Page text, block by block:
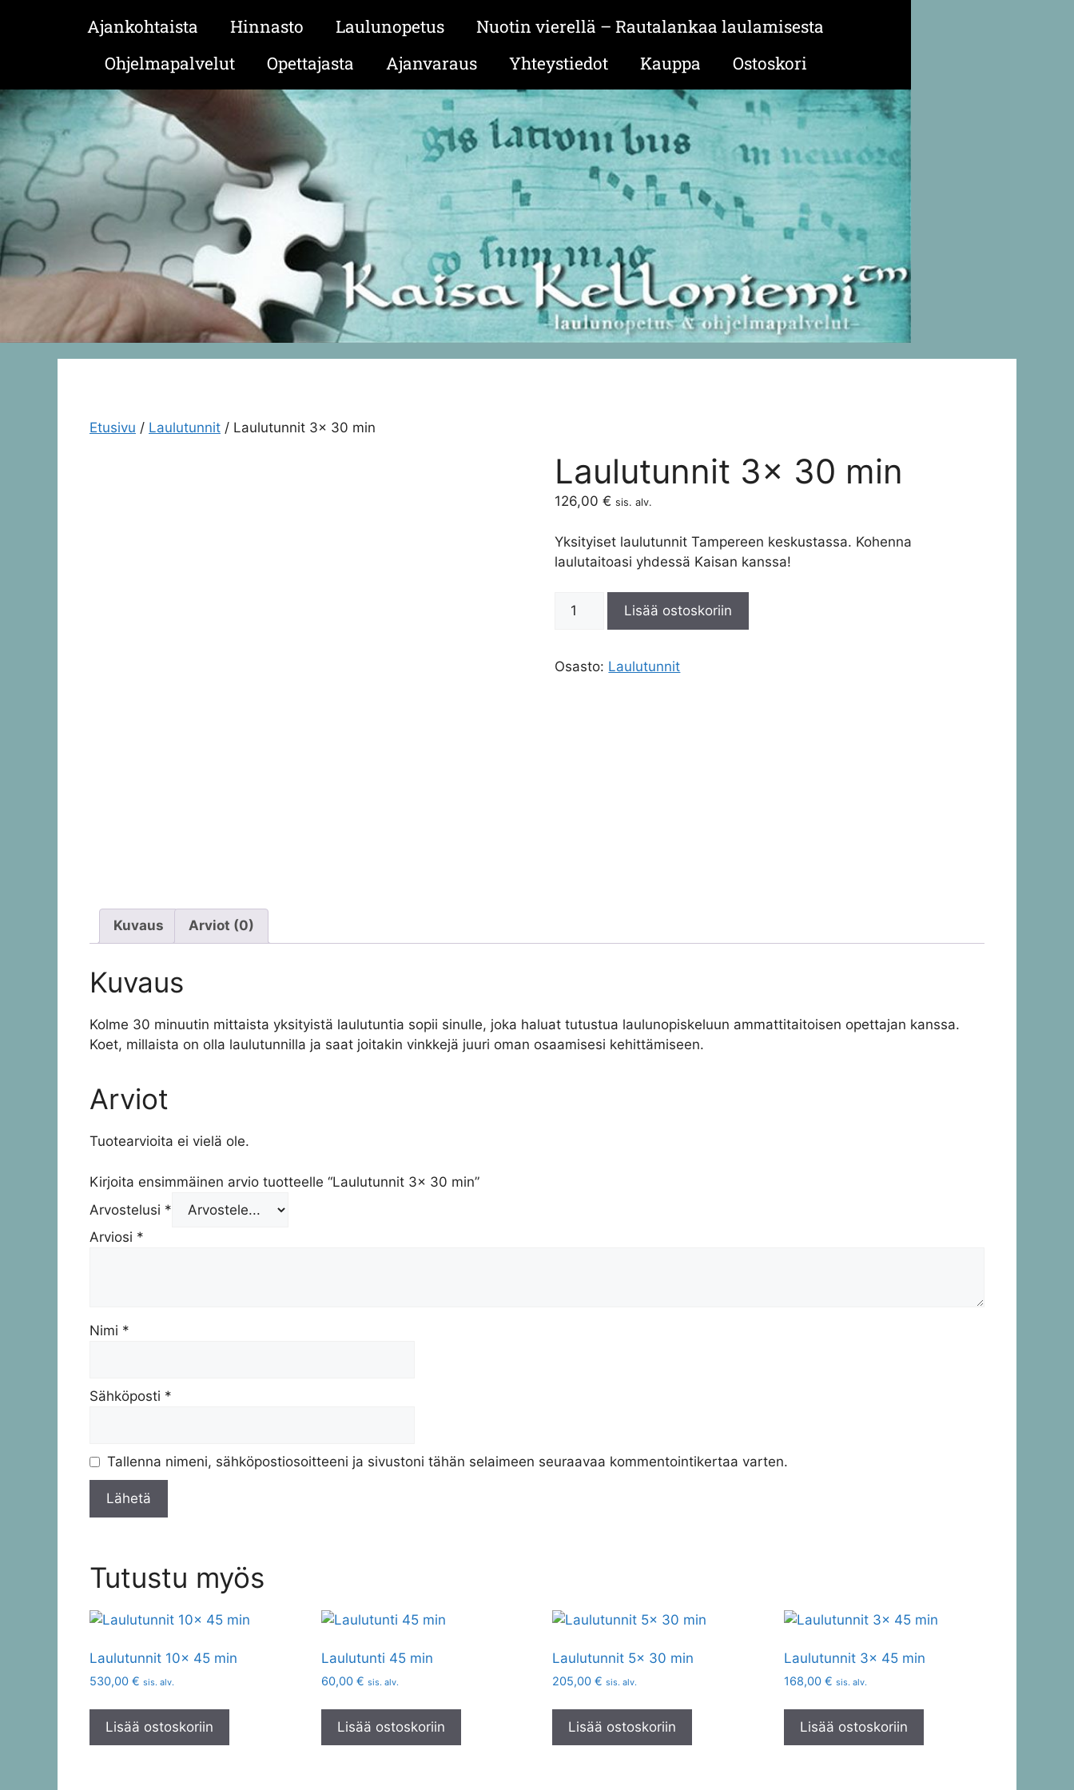
Ajankohtaista Hinnasto Laulunopetus
Nuotin vierellä – Rautalankaa laulamisesta
Ohjelmapalvelut
Opettajasta Ajanvaraus Yhteystiedot Kauppa Ostoskori
Etusivu / Laulutunnit / Laulutunnit 3x 30 min
Laulutunnit 3x 30 min
126,00€ sis. alv.
Yksityiset laulutunnit Tampereen keskustassa. Kohenna
laulutaitoasi yhdessä Kaisan kanssa!
Lisää ostoskoriin
Osasto: Laulutunnit
Kuvaus Arviot (0)
Kuvaus
Kolme 30 minuutin mittaista yksityistä laulutuntia sopii sinulle, joka haluat tutustua laulunopiskeluun ammattitaitoisen opettajan kanssa.
Koet, millaista on olla laulutunnilla ja saat joitakin vinkkejä juuri oman osaamisesi kehittämiseen.
Arviot
Tuotearvioita ei vielä ole.
Kirjoita ensimmäinen arvio tuotteelle “Laulutunnit 3x 30 min”
Arvostelusi *
Arviosi *
Nimi *
Sähköposti *
Tallenna nimeni, sähköpostiosoitteeni ja sivustoni tähän selaimeen seuraavaa kommentointikertaa varten.
Tutustu myös
Laulutunnit 10x 45 min
530,00 € sis. alv.
Lisää ostoskoriin
Laulutunti 45 min
60,00 € sis. alv.
Lisää ostoskoriin
Laulutunnit 5x 30 min
205,00 € sis. alv.
Lisää ostoskoriin
Laulutunnit 3x 45 min
168,00 € sis. alv.
Lisää ostoskoriin